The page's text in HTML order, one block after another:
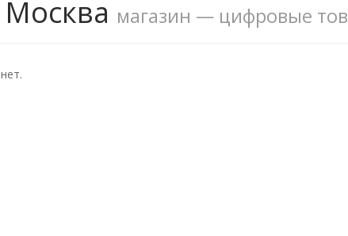
Москва магазин — цифровые